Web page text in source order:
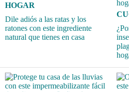
HOGAR
Dile adiós a las ratas y los
ratones con este ingrediente
natural que tienes en casa